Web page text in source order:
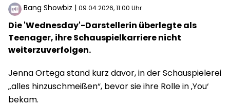
Bang Showbiz | 09.04.2026, 11:00 Uhr
Die 'Wednesday'-Darstellerin überlegte als
Teenager, ihre Schauspielkarriere nicht
weiterzuverfolgen.
Jenna Ortega stand kurz davor, in der Schauspielerei
„alles hinzuschmeißen“, bevor sie ihre Rolle in ‚You‘
bekam.